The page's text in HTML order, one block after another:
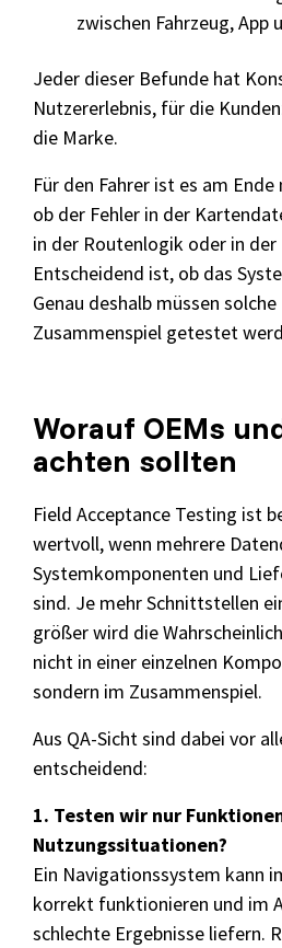
zwischen Fahrzeug, App
Jeder dieser Befunde hat
Nutzererlebnis, für die
die Marke.
Für den Fahrer ist es am
ob der Fehler in der
in der Routenlogik oder in
Entscheidend ist, ob das
Genau deshalb müssen
Zusammenspiel getestet
Worauf OEMs
achten sollten
Field Acceptance Testing ist
wertvoll, wenn mehrere
Systemkomponenten und
sind. Je mehr Schnittstellen
größer wird die
nicht in einer einzelnen
sondern im Zusammenspiel.
Aus QA-Sicht sind dabei vor
entscheidend:
1. Testen wir nur
Nutzungssituationen?
Ein Navigationssystem kann
korrekt funktionieren und im
schlechte Ergebnisse liefern.